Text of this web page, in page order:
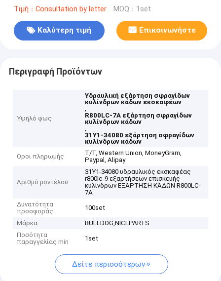
R800LC-7A
Τιμή：Consultation by letter MOQ：1set
Καλύτερη τιμή Επικοινωνήστε
Περιγραφή Προϊόντων
Υψηλό φως
Υδραυλική εξάρτηση σφραγίδων
κυλίνδρων κάδων εκσκαφέων
,
R800LC-7A εξάρτηση σφραγίδων
κυλίνδρων κάδων
,
31Y1-34080 εξάρτηση σφραγίδων
κυλίνδρων κάδων
Όροι πληρωμής
T/T, Western Union, MoneyGram,
Paypal, Alipay
Αριθμό μοντέλου
31Y1-34080 υδραυλικός εκσκαφέας
r800lc-9 εξαρτήσεων επισκευής
κυλίνδρων ΕΞΆΡΤΗΣΗ ΚΆΔΩΝ R800LC-
7A
Δυνατότητα
προσφοράς
100set
Μάρκα
BULLDOG,NICEPARTS
Ποσότητα
παραγγελίας min
1set
Δείτε περισσότερων